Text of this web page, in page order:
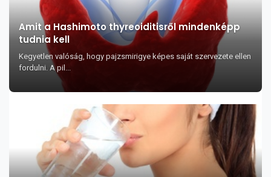
Amit a Hashimoto thyreoiditisről mindenképp
tudnia kell
Kegyetlen valóság, hogy pajzsmirigye képes saját szervezete ellen
fordulni. A pil...